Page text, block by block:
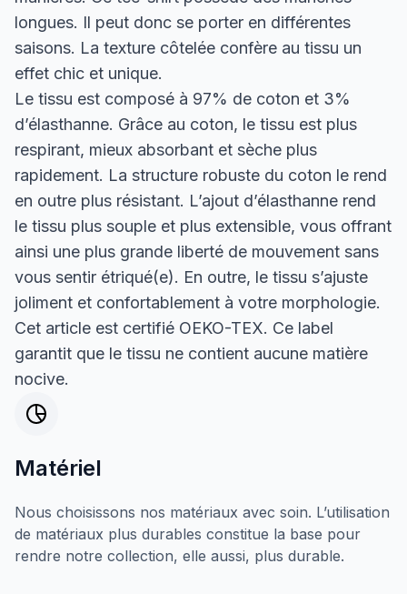
longues. Il peut donc se porter en différentes
saisons. La texture côtelée confère au tissu un
effet chic et unique.
Le tissu est composé à 97% de coton et 3%
d’élasthanne. Grâce au coton, le tissu est plus
respirant, mieux absorbant et sèche plus
rapidement. La structure robuste du coton le rend
en outre plus résistant. L’ajout d’élasthanne rend
le tissu plus souple et plus extensible, vous offrant
ainsi une plus grande liberté de mouvement sans
vous sentir étriqué(e). En outre, le tissu s’ajuste
joliment et confortablement à votre morphologie.
Cet article est certifié OEKO-TEX. Ce label
garantit que le tissu ne contient aucune matière
nocive.
Matériel
Nous choisissons nos matériaux avec soin. L’utilisation
de matériaux plus durables constitue la base pour
rendre notre collection, elle aussi, plus durable.